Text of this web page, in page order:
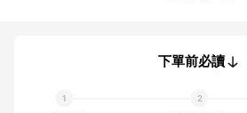
下單前必讀